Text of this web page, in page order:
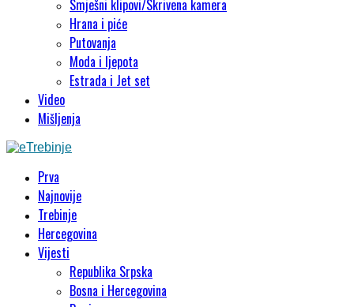
Smješni klipovi/Skrivena kamera
Hrana i piće
Putovanja
Moda i ljepota
Estrada i Jet set
Video
Mišljenja
Prva
Najnovije
Trebinje
Hercegovina
Vijesti
Republika Srpska
Bosna i Hercegovina